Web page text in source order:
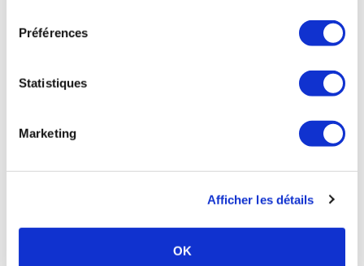
Préférences
Statistiques
Marketing
Afficher les détails
OK
restant à la
charge de